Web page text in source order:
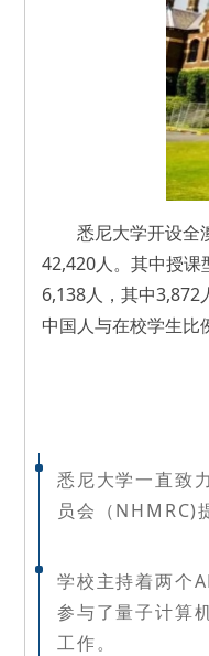
悉尼大学开设全
42,420人。其中授课
6,138人，其中3,872
中国人与在校学生比
悉尼大学一直致
员会（NHMRC)
学校主持着两个
参与了量子计算
工作。